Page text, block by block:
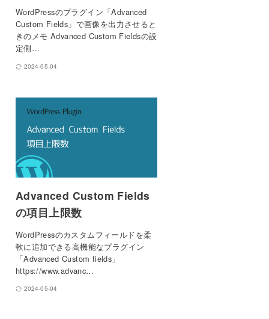
WordPressのプラグイン「Advanced
Custom Fields」で画像を出力させると
きのメモ Advanced Custom Fieldsの設
定側…
2024-05-04
Advanced Custom Fields
の項目上限数
WordPressのカスタムフィールドを柔
軟に追加できる高機能なプラグイン
「Advanced Custom fields」
https://www.advanc…
2024-05-04